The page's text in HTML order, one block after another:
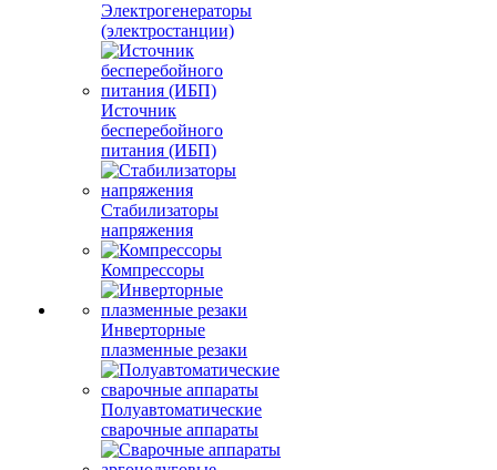
Электрогенераторы
(электростанции)
Источник
бесперебойного
питания (ИБП)
Стабилизаторы
напряжения
Компрессоры
Инверторные
плазменные резаки
Полуавтоматические
сварочные аппараты